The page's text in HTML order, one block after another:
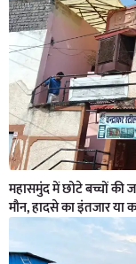
महासमुंद में छोटे बच्चों की
मौन, हादसे का इंतजार या